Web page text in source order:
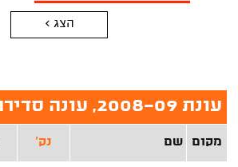
הצג >
עונת 2008-09, עונה סדירה
מקום שם נק'